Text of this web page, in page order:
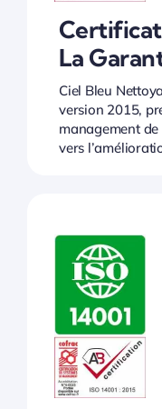
La
Ciel Bleu
version 2015,
management
vers